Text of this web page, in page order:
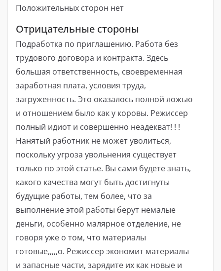
Положительных сторон нет
Отрицательные стороны
Подработка по приглашению. Работа без
трудового договора и контракта. Здесь
большая ответственность, своевременная
заработная плата, условия труда,
загруженность. Это оказалось полной ложью
и отношением было как у коровы. Режиссер
полный идиот и совершенно неадекват! ! !
Нанятый работник не может уволиться,
поскольку угроза увольнения существует
только по этой статье. Вы сами будете знать,
какого качества могут быть достигнуты
будущие работы, тем более, что за
выполнение этой работы берут немалые
деньги, особенно малярное отделение, не
говоря уже о том, что материалы
готовые,,,,,о. Режиссер экономит материалы
и запасные части, зарядите их как новые и